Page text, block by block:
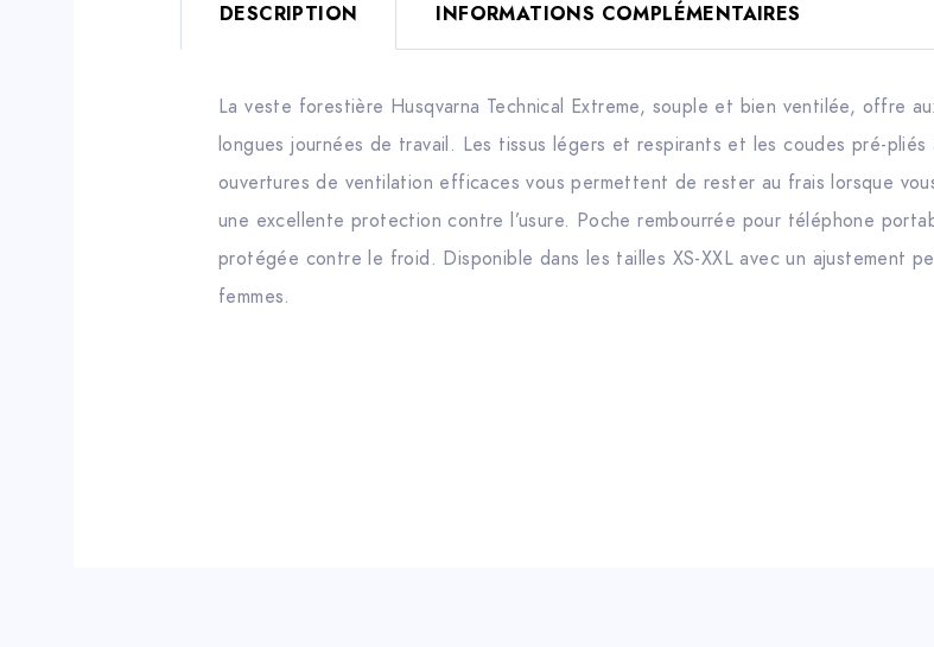
DESCRIPTION INFORMATIONS COMPLÉMENTAIRES
La veste forestière Husqvarna Technical Extreme, souple et bien ventilée, offre
longues journées de travail. Les tissus légers et respirants et les coudes pré-
ouvertures de ventilation efficaces vous permettent de rester au frais lorsque
une excellente protection contre l’usure. Poche rembourrée pour téléphone
protégée contre le froid. Disponible dans les tailles XS-XXL avec un ajustement
femmes.